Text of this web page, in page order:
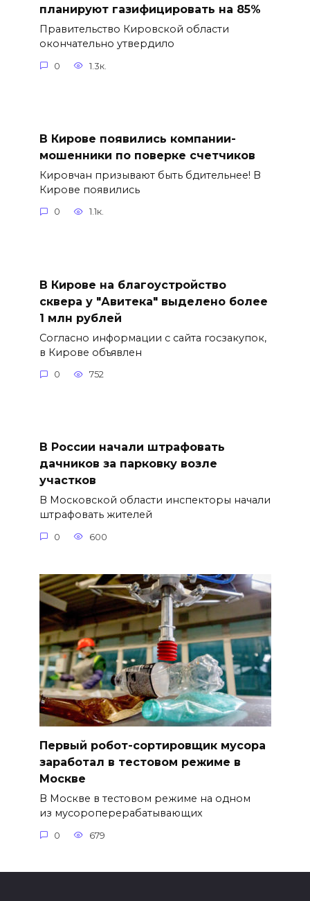
планируют газифицировать на 85%
Правительство Кировской области
окончательно утвердило
0 1.3к.
В Кирове появились компании-
мошенники по поверке счетчиков
Кировчан призывают быть бдительнее! В
Кирове появились
0 1.1к.
В Кирове на благоустройство
сквера у "Авитека" выделено более
1 млн рублей
Согласно информации с сайта госзакупок,
в Кирове объявлен
0 752
В России начали штрафовать
дачников за парковку возле
участков
В Московской области инспекторы начали
штрафовать жителей
0 600
Первый робот-сортировщик мусора
заработал в тестовом режиме в
Москве
В Москве в тестовом режиме на одном
из мусороперерабатывающих
0 679